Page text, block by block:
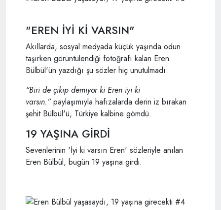
"EREN İYİ Kİ VARSIN"
Akıllarda, sosyal medyada küçük yaşında odun
taşırken görüntülendiği fotoğrafı kalan Eren
Bülbül'ün yazdığı şu sözler hiç unutulmadı:
“Biri de çıkıp demiyor ki Eren iyi ki
varsın.”paylaşımıyla hafızalarda derin iz bırakan
şehit Bülbül'ü, Türkiye kalbine gömdü.
19 YAŞINA GİRDİ
Sevenlerinin 'İyi ki varsın Eren' sözleriyle anılan
Eren Bülbül, bugün 19 yaşına girdi.